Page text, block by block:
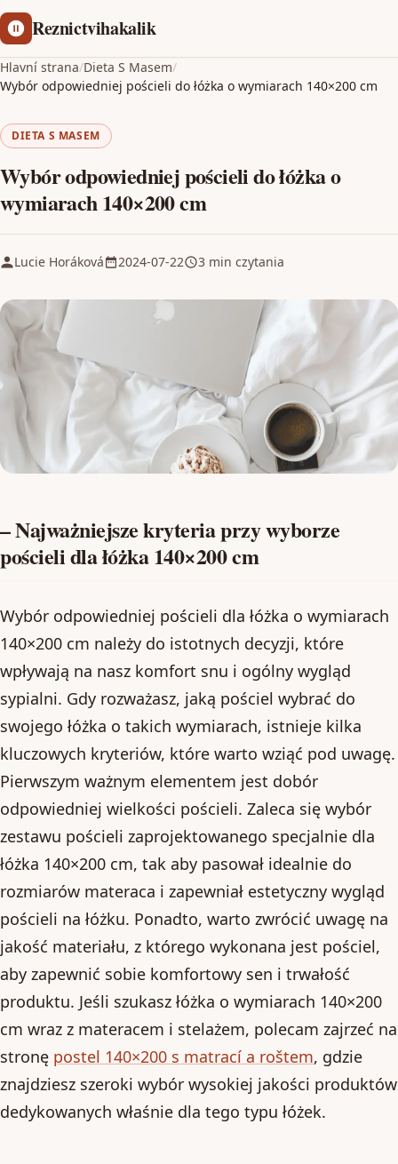
Reznictvihakalik
Hlavní strana/Dieta S Masem/
Wybór odpowiedniej pościeli do łóżka o wymiarach 140×200 cm
DIETA S MASEM
Wybór odpowiedniej pościeli do łóżka o
wymiarach 140×200 cm
Lucie Horáková 2024-07-22 3 min czytania
– Najważniejsze kryteria przy wyborze
pościeli dla łóżka 140×200 cm
Wybór odpowiedniej pościeli dla łóżka o wymiarach
140×200 cm należy do istotnych decyzji, które
wpływają na nasz komfort snu i ogólny wygląd
sypialni. Gdy rozważasz, jaką pościel wybrać do
swojego łóżka o takich wymiarach, istnieje kilka
kluczowych kryteriów, które warto wziąć pod uwagę.
Pierwszym ważnym elementem jest dobór
odpowiedniej wielkości pościeli. Zaleca się wybór
zestawu pościeli zaprojektowanego specjalnie dla
łóżka 140×200 cm, tak aby pasował idealnie do
rozmiarów materaca i zapewniał estetyczny wygląd
pościeli na łóżku. Ponadto, warto zwrócić uwagę na
jakość materiału, z którego wykonana jest pościel,
aby zapewnić sobie komfortowy sen i trwałość
produktu. Jeśli szukasz łóżka o wymiarach 140×200
cm wraz z materacem i stelażem, polecam zajrzeć na
stronę postel 140×200 s matrací a roštem, gdzie
znajdziesz szeroki wybór wysokiej jakości produktów
dedykowanych właśnie dla tego typu łóżek.